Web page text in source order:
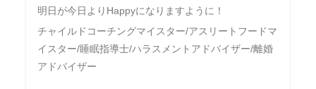
明日が今日よりHappyになりますように！
チャイルドコーチングマイスター/アスリートフードマ
イスター/睡眠指導士/ハラスメントアドバイザー/離婚
アドバイザー